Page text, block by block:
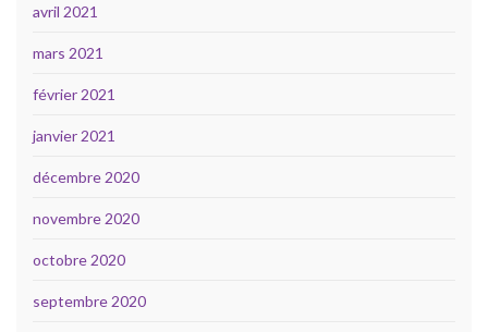
avril 2021
mars 2021
février 2021
janvier 2021
décembre 2020
novembre 2020
octobre 2020
septembre 2020